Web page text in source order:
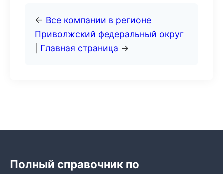
← Все компании в регионе
Приволжский федеральный округ
Главная страница →
Полный справочник по